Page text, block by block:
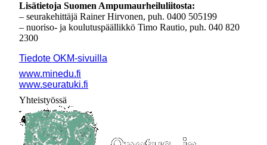
Lisätietoja Suomen Ampumaurheiluliitosta:
– seurakehittäjä Rainer Hirvonen, puh. 0400 505199
– nuoriso- ja koulutuspäällikkö Timo Rautio, puh. 040 820
2300
Tiedote OKM-sivuilla
www.minedu.fi
www.seuratuki.fi
Yhteistyössä